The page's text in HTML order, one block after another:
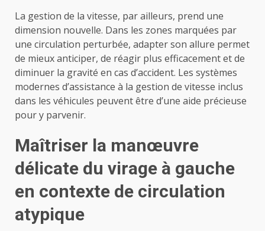
La gestion de la vitesse, par ailleurs, prend une
dimension nouvelle. Dans les zones marquées par
une circulation perturbée, adapter son allure permet
de mieux anticiper, de réagir plus efficacement et de
diminuer la gravité en cas d’accident. Les systèmes
modernes d’assistance à la gestion de vitesse inclus
dans les véhicules peuvent être d’une aide précieuse
pour y parvenir.
Maîtriser la manœuvre
délicate du virage à gauche
en contexte de circulation
atypique